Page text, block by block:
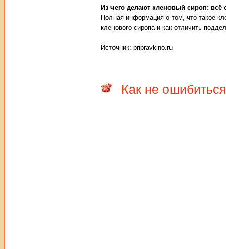
Из чего делают кленовый сироп: всё
Полная информация о том, что такое
кленового сиропа и как отличить
Источник: pripravkino.ru
Как не